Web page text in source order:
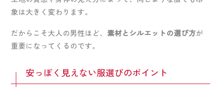
象は大きく変わります。
だからこそ大人の男性ほど、 素材とシルエットの選び方が
重要になってくるのです。
安っぽく見えない服選びのポイント